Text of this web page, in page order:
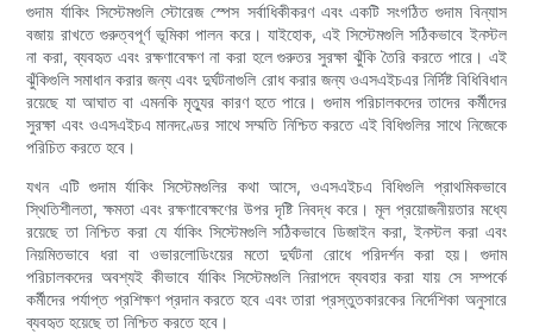
গুদাম র্যাকিং সিস্টেমগুলি স্টোরেজ স্পেস সর্বাধিকীকরণ এবং একটি সংগঠিত গুদাম বিন্যাস
বজায় রাখতে গুরুত্বপূর্ণ ভূমিকা পালন করে। যাইহোক, এই সিস্টেমগুলি সঠিকভাবে ইনস্টল
না করা, ব্যবহৃত এবং রক্ষণাবেক্ষণ না করা হলে গুরুতর সুরক্ষা ঝুঁকি তৈরি করতে পারে। এই
ঝুঁকিগুলি সমাধান করার জন্য এবং দুর্ঘটনাগুলি রোধ করার জন্য ওএসএইচএর নির্দিষ্ট বিধিবিধান
রয়েছে যা আঘাত বা এমনকি মৃত্যুর কারণ হতে পারে। গুদাম পরিচালকদের তাদের কর্মীদের
সুরক্ষা এবং ওএসএইচএ মানদণ্ডের সাথে সম্মতি নিশ্চিত করতে এই বিধিগুলির সাথে নিজেকে
পরিচিত করতে হবে।
যখন এটি গুদাম র্যাকিং সিস্টেমগুলির কথা আসে, ওএসএইচএ বিধিগুলি প্রাথমিকভাবে
স্থিতিশীলতা, ক্ষমতা এবং রক্ষণাবেক্ষণের উপর দৃষ্টি নিবদ্ধ করে। মূল প্রয়োজনীয়তার মধ্যে
রয়েছে তা নিশ্চিত করা যে র্যাকিং সিস্টেমগুলি সঠিকভাবে ডিজাইন করা, ইনস্টল করা এবং
নিয়মিতভাবে ধরা বা ওভারলোডিংয়ের মতো দুর্ঘটনা রোধে পরিদর্শন করা হয়। গুদাম
পরিচালকদের অবশ্যই কীভাবে র্যাকিং সিস্টেমগুলি নিরাপদে ব্যবহার করা যায় সে সম্পর্কে
কর্মীদের পর্যাপ্ত প্রশিক্ষণ প্রদান করতে হবে এবং তারা প্রস্তুতকারকের নির্দেশিকা অনুসারে
ব্যবহৃত হয়েছে তা নিশ্চিত করতে হবে।